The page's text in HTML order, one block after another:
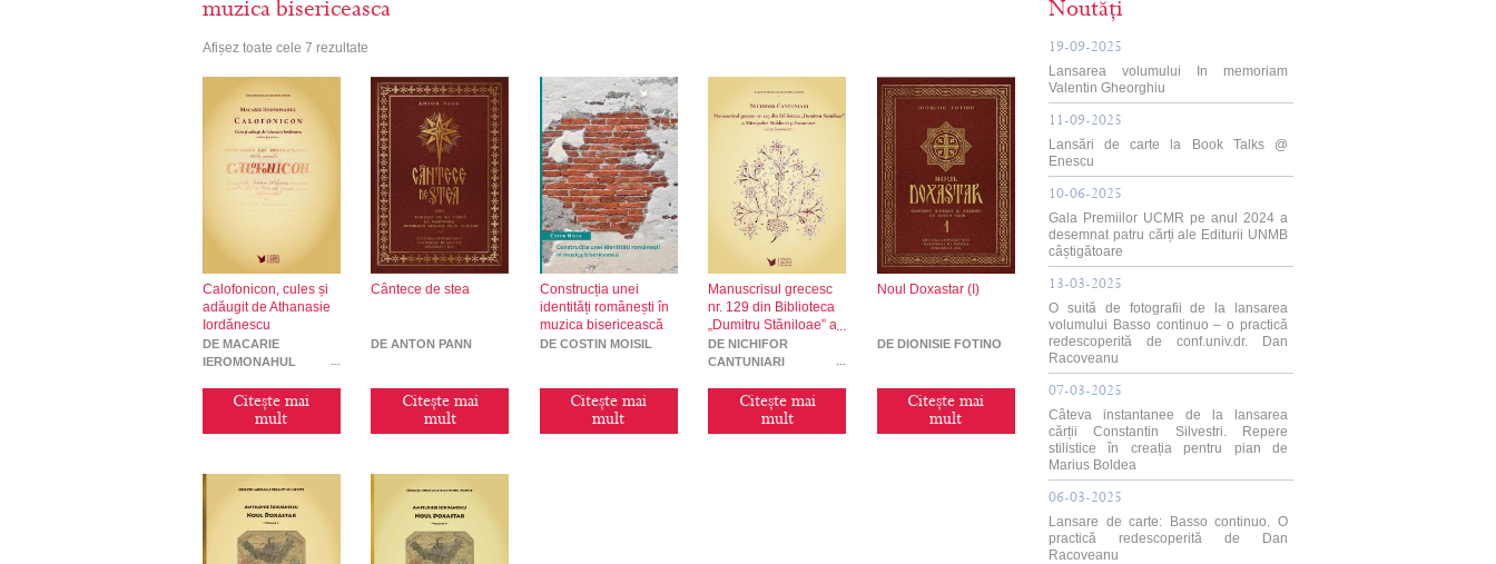
muzica bisericeasca
Afișez toate cele 7 rezultate
Calofonicon, cules și
adăugit de Athanasie
Iordănescu
DE MACARIE
IEROMONAHUL
Citește mai
mult
Cântece de stea
DE ANTON PANN
Citește mai
mult
Construcția unei
identități românești în
muzica bisericească
DE COSTIN MOISIL
Citește mai
mult
Manuscrisul grecesc
nr. 129 din Biblioteca
„Dumitru Stăniloae” a
Mitropoliei Moldovei și
Bucovinei
DE NICHIFOR
CANTUNIARI
Citește mai
mult
Noul Doxastar (I)
DE DIONISIE FOTINO
Citește mai
mult
Noutăți
19-09-2025
Lansarea volumului In memoriam
Valentin Gheorghiu
11-09-2025
Lansări de carte la Book Talks @
Enescu
10-06-2025
Gala Premiilor UCMR pe anul 2024 a
desemnat patru cărți ale Editurii UNMB
câștigătoare
13-03-2025
O suită de fotografii de la lansarea
volumului Basso continuo – o practică
redescoperită de conf.univ.dr. Dan
Racoveanu
07-03-2025
Câteva instantanee de la lansarea
cărții Constantin Silvestri. Repere
stilistice în creația pentru pian de
Marius Boldea
06-03-2025
Lansare de carte: Basso continuo. O
practică redescoperită de Dan
Racoveanu